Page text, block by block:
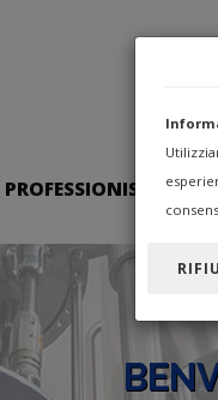
PROFESSIONISTI